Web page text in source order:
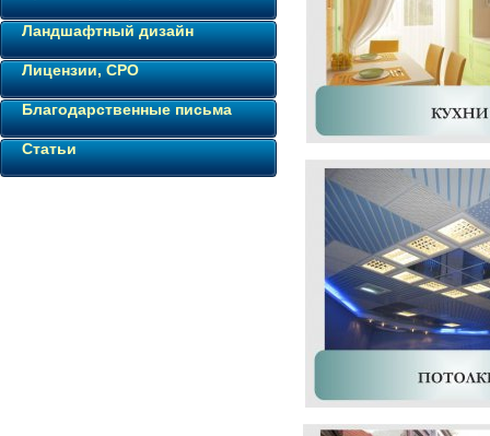
Ландшафтный дизайн
Лицензии, СРО
Благодарственные письма
Статьи